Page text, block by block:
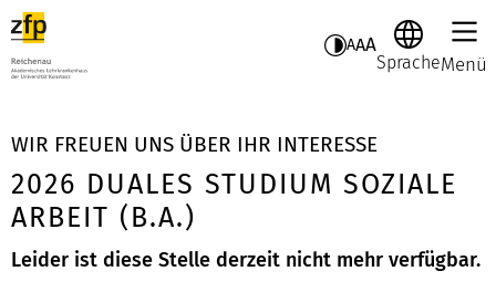
AAA
SpracheMenü
WIR FREUEN UNS ÜBER IHR INTERESSE
2026 DUALES STUDIUM SOZIALE
ARBEIT (B.A.)
Leider ist diese Stelle derzeit nicht mehr verfügbar.